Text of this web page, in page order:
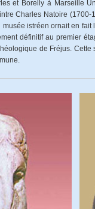
et Borelly à Marseille
Charles Natoire (1700-
istréen ornait en
définitif au premier
de Fréjus.